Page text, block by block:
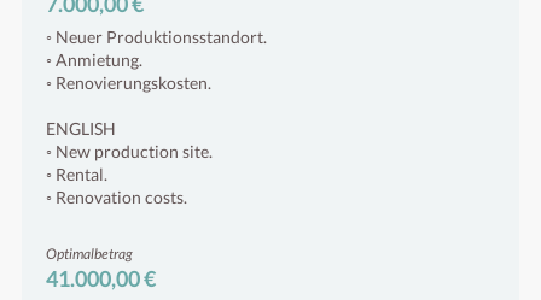
◦ Neuer Produktionsstandort.
◦ Anmietung.
◦ Renovierungskosten.
ENGLISH
◦ New production site.
◦ Rental.
◦ Renovation costs.
Optimalbetrag
41.000,00 €